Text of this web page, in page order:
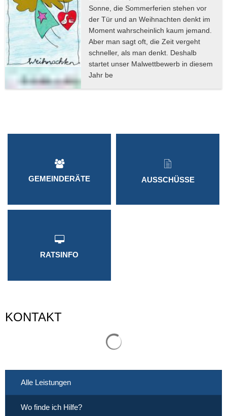
GEMEINDERÄTE AUSSCHÜSSE
RATSINFO
KONTAKT
Alle Leistungen
Wo finde ich Hilfe?